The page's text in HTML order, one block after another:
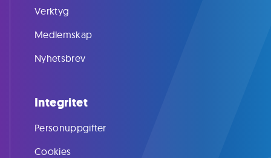
Verktyg
Medlemskap
Nyhetsbrev
Integritet
Personuppgifter
Cookies